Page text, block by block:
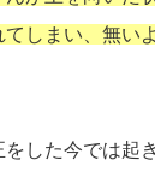
しまい、無い
した今では起